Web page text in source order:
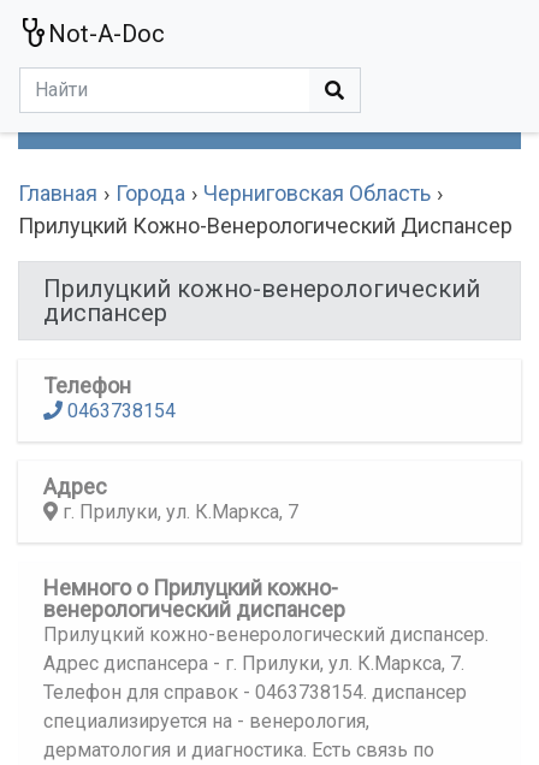
Not-A-Doc
Главная Города
Черниговская Область
Прилуцкий Кожно-Венерологический Диспансер
Прилуцкий кожно-венерологический
диспансер
Телефон
0463738154
Адрес
г. Прилуки, ул. К.Маркса, 7
Немного о Прилуцкий кожно-
венерологический диспансер
Прилуцкий кожно-венерологический диспансер.
Адрес диспансера - г. Прилуки, ул. К.Маркса, 7.
Телефон для справок - 0463738154. диспансер
специализируется на - венерология,
дерматология и диагностика. Есть связь по